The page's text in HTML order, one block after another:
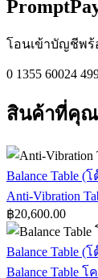
โอนเข้าบัญชีพร้
0 1355 60024
สินค้าที่คุณ
Anti-
Vibration
Table
โครง
เหล็ก
พ่น
Balance Table (
Anti-Vibration
฿20,600.00
Balance
Table
Balance Table (
Balance Table